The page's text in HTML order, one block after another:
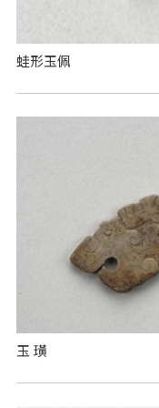
蛙形玉佩
玉 璜